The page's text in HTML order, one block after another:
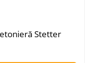
Stetter